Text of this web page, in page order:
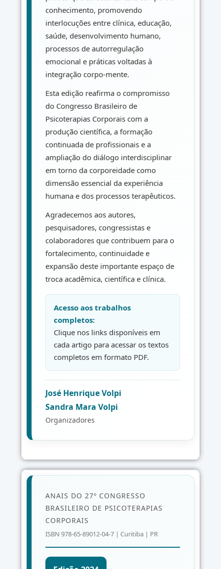
conhecimento, promovendo
interlocuções entre clínica, educação,
saúde, desenvolvimento humano,
processos de autorregulação
emocional e práticas voltadas à
integração corpo-mente.
Esta edição reafirma o compromisso
do Congresso Brasileiro de
Psicoterapias Corporais com a
produção científica, a formação
continuada de profissionais e a
ampliação do diálogo interdisciplinar
em torno da corporeidade como
dimensão essencial da experiência
humana e dos processos terapêuticos.
Agradecemos aos autores,
pesquisadores, congressistas e
colaboradores que contribuem para o
fortalecimento, continuidade e
expansão deste importante espaço de
troca acadêmica, científica e clínica.
Acesso aos trabalhos
completos:
Clique nos links disponíveis em
cada artigo para acessar os textos
completos em formato PDF.
José Henrique Volpi
Sandra Mara Volpi
Organizadores
ANAIS DO 27º CONGRESSO
BRASILEIRO DE PSICOTERAPIAS
CORPORAIS
ISBN 978-65-89012-04-7 | Curitiba | PR